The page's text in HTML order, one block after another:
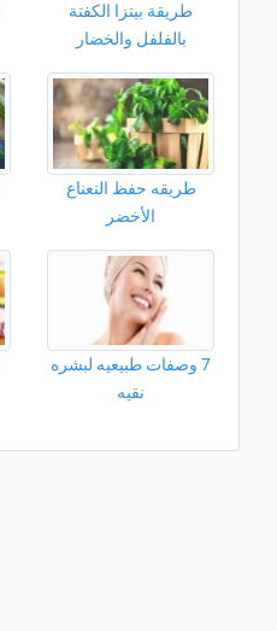
طريقة بيتزا الكفتة
بالفلفل والخضار
طريقه حفظ النعناع
الأخضر
7 وصفات طبيعيه لبشره
نقيه